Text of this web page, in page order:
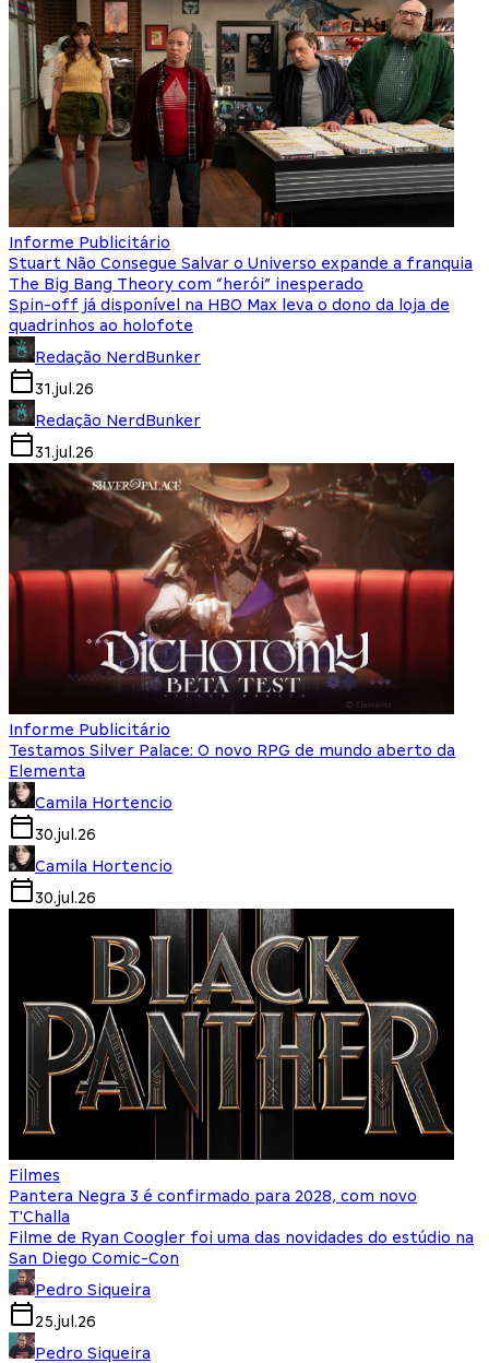
Informe Publicitário
Stuart Não Consegue Salvar o Universo expande a franquia
The Big Bang Theory com “herói” inesperado
Spin-off já disponível na HBO Max leva o dono da loja de
quadrinhos ao holofote
Redação NerdBunker
31.jul.26
Redação NerdBunker
31.jul.26
Informe Publicitário
Testamos Silver Palace: O novo RPG de mundo aberto da
Elementa
Camila Hortencio
30.jul.26
Camila Hortencio
30.jul.26
Filmes
Pantera Negra 3 é confirmado para 2028, com novo
T'Challa
Filme de Ryan Coogler foi uma das novidades do estúdio na
San Diego Comic-Con
Pedro Siqueira
25.jul.26
Pedro Siqueira